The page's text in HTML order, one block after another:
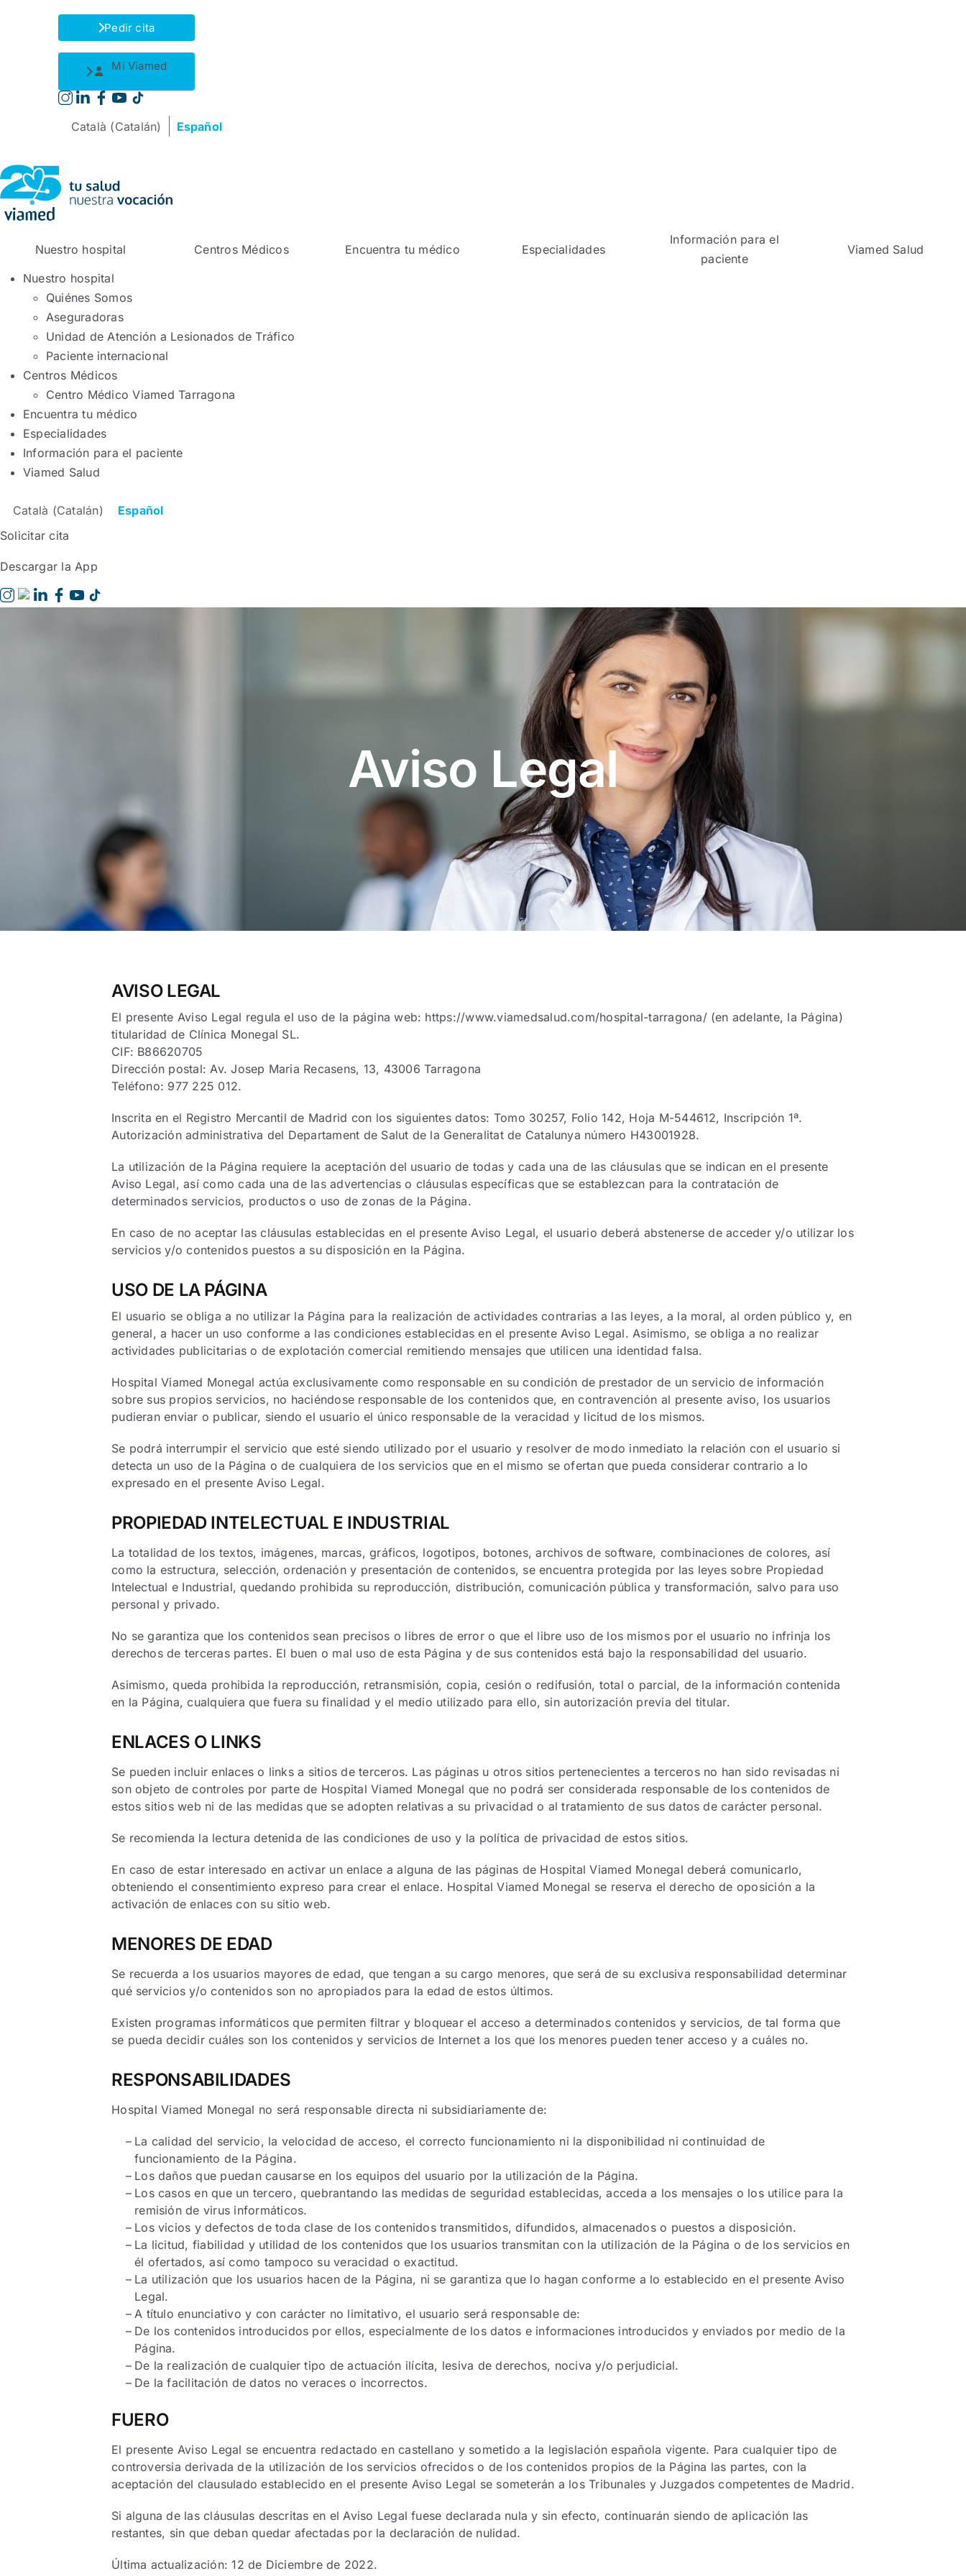
Pedir cita
Mi Viamed
Català (Catalán) Español
Nuestro hospital Centros Médicos Encuentra tu médico Especialidades
Información para el
paciente
Viamed Salud
Nuestro hospital
Quiénes Somos
Aseguradoras
Unidad de Atención a Lesionados de Tráfico
Paciente internacional
Centros Médicos
Centro Médico Viamed Tarragona
Encuentra tu médico
Especialidades
Información para el paciente
Viamed Salud
Català (Catalán)
Español
Solicitar cita
Descargar la App
Aviso Legal
AVISO LEGAL
El presente Aviso Legal regula el uso de la página web: https://www.viamedsalud.com/hospital-tarragona/ (en adelante, la Página)
titularidad de Clínica Monegal SL.
CIF: B86620705
Dirección postal: Av. Josep Maria Recasens, 13, 43006 Tarragona
Teléfono: 977 225 012.
Inscrita en el Registro Mercantil de Madrid con los siguientes datos: Tomo 30257, Folio 142, Hoja M-544612, Inscripción 1ª.
Autorización administrativa del Departament de Salut de la Generalitat de Catalunya número H43001928.
La utilización de la Página requiere la aceptación del usuario de todas y cada una de las cláusulas que se indican en el presente
Aviso Legal, así como cada una de las advertencias o cláusulas específicas que se establezcan para la contratación de
determinados servicios, productos o uso de zonas de la Página.
En caso de no aceptar las cláusulas establecidas en el presente Aviso Legal, el usuario deberá abstenerse de acceder y/o utilizar los
servicios y/o contenidos puestos a su disposición en la Página.
USO DE LA PÁGINA
El usuario se obliga a no utilizar la Página para la realización de actividades contrarias a las leyes, a la moral, al orden público y, en
general, a hacer un uso conforme a las condiciones establecidas en el presente Aviso Legal. Asimismo, se obliga a no realizar
actividades publicitarias o de explotación comercial remitiendo mensajes que utilicen una identidad falsa.
Hospital Viamed Monegal actúa exclusivamente como responsable en su condición de prestador de un servicio de información
sobre sus propios servicios, no haciéndose responsable de los contenidos que, en contravención al presente aviso, los usuarios
pudieran enviar o publicar, siendo el usuario el único responsable de la veracidad y licitud de los mismos.
Se podrá interrumpir el servicio que esté siendo utilizado por el usuario y resolver de modo inmediato la relación con el usuario si
detecta un uso de la Página o de cualquiera de los servicios que en el mismo se ofertan que pueda considerar contrario a lo
expresado en el presente Aviso Legal.
PROPIEDAD INTELECTUAL E INDUSTRIAL
La totalidad de los textos, imágenes, marcas, gráficos, logotipos, botones, archivos de software, combinaciones de colores, así
como la estructura, selección, ordenación y presentación de contenidos, se encuentra protegida por las leyes sobre Propiedad
Intelectual e Industrial, quedando prohibida su reproducción, distribución, comunicación pública y transformación, salvo para uso
personal y privado.
No se garantiza que los contenidos sean precisos o libres de error o que el libre uso de los mismos por el usuario no infrinja los
derechos de terceras partes. El buen o mal uso de esta Página y de sus contenidos está bajo la responsabilidad del usuario.
Asimismo, queda prohibida la reproducción, retransmisión, copia, cesión o redifusión, total o parcial, de la información contenida
en la Página, cualquiera que fuera su finalidad y el medio utilizado para ello, sin autorización previa del titular.
ENLACES O LINKS
Se pueden incluir enlaces o links a sitios de terceros. Las páginas u otros sitios pertenecientes a terceros no han sido revisadas ni
son objeto de controles por parte de Hospital Viamed Monegal que no podrá ser considerada responsable de los contenidos de
estos sitios web ni de las medidas que se adopten relativas a su privacidad o al tratamiento de sus datos de carácter personal.
Se recomienda la lectura detenida de las condiciones de uso y la política de privacidad de estos sitios.
En caso de estar interesado en activar un enlace a alguna de las páginas de Hospital Viamed Monegal deberá comunicarlo,
obteniendo el consentimiento expreso para crear el enlace. Hospital Viamed Monegal se reserva el derecho de oposición a la
activación de enlaces con su sitio web.
MENORES DE EDAD
Se recuerda a los usuarios mayores de edad, que tengan a su cargo menores, que será de su exclusiva responsabilidad determinar
qué servicios y/o contenidos son no apropiados para la edad de estos últimos.
Existen programas informáticos que permiten filtrar y bloquear el acceso a determinados contenidos y servicios, de tal forma que
se pueda decidir cuáles son los contenidos y servicios de Internet a los que los menores pueden tener acceso y a cuáles no.
RESPONSABILIDADES
Hospital Viamed Monegal no será responsable directa ni subsidiariamente de:
La calidad del servicio, la velocidad de acceso, el correcto funcionamiento ni la disponibilidad ni continuidad de
funcionamiento de la Página.
Los daños que puedan causarse en los equipos del usuario por la utilización de la Página.
Los casos en que un tercero, quebrantando las medidas de seguridad establecidas, acceda a los mensajes o los utilice para la
remisión de virus informáticos.
Los vicios y defectos de toda clase de los contenidos transmitidos, difundidos, almacenados o puestos a disposición.
La licitud, fiabilidad y utilidad de los contenidos que los usuarios transmitan con la utilización de la Página o de los servicios en
él ofertados, así como tampoco su veracidad o exactitud.
La utilización que los usuarios hacen de la Página, ni se garantiza que lo hagan conforme a lo establecido en el presente Aviso
Legal.
A título enunciativo y con carácter no limitativo, el usuario será responsable de:
De los contenidos introducidos por ellos, especialmente de los datos e informaciones introducidos y enviados por medio de la
Página.
De la realización de cualquier tipo de actuación ilícita, lesiva de derechos, nociva y/o perjudicial.
De la facilitación de datos no veraces o incorrectos.
FUERO
El presente Aviso Legal se encuentra redactado en castellano y sometido a la legislación española vigente. Para cualquier tipo de
controversia derivada de la utilización de los servicios ofrecidos o de los contenidos propios de la Página las partes, con la
aceptación del clausulado establecido en el presente Aviso Legal se someterán a los Tribunales y Juzgados competentes de Madrid.
Si alguna de las cláusulas descritas en el Aviso Legal fuese declarada nula y sin efecto, continuarán siendo de aplicación las
restantes, sin que deban quedar afectadas por la declaración de nulidad.
Última actualización: 12 de Diciembre de 2022.